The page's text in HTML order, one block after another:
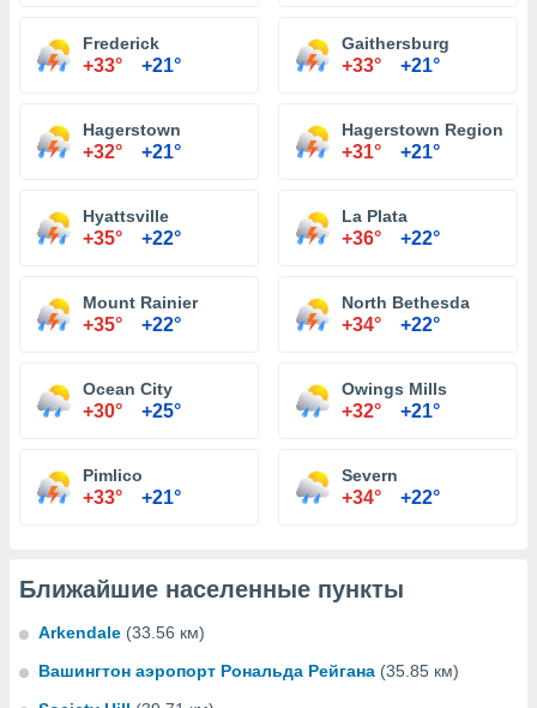
Frederick
+33° +21°
Gaithersburg
+33° +21°
Hagerstown
+32° +21°
Hagerstown Regional
+31° +21°
Hyattsville
+35° +22°
La Plata
+36° +22°
Mount Rainier
+35° +22°
North Bethesda
+34° +22°
Ocean City
+30° +25°
Owings Mills
+32° +21°
Pimlico
+33° +21°
Severn
+34° +22°
Ближайшие населенные пункты
Arkendale (33.56 км)
Вашингтон аэропорт Рональда Рейгана (35.85 км)